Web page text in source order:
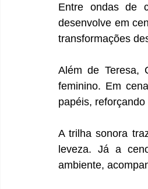
Entre ondas de
desenvolve em
transformações
Além de Teresa,
feminino. Em
papéis,
A trilha sonora
leveza. Já a
ambiente,